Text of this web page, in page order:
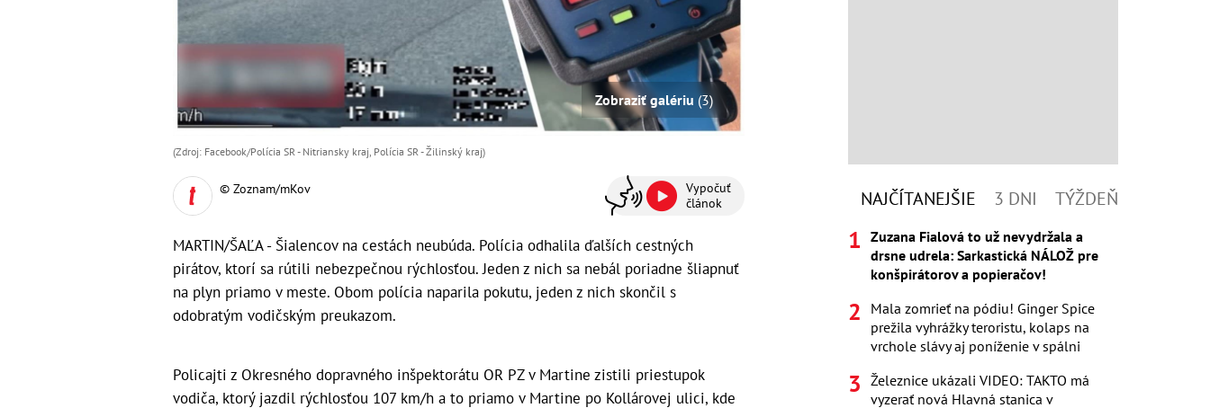
Zobraziť galériu (3)
(Zdroj: Facebook/Polícia SR - Nitriansky kraj, Polícia SR - Žilinský kraj)
© Zoznam/mKov
Vypočuť
článok
MARTIN/ŠAĽA - Šialencov na cestách neubúda. Polícia odhalila ďalších cestných
pirátov, ktorí sa rútili nebezpečnou rýchlosťou. Jeden z nich sa nebál poriadne šliapnuť
na plyn priamo v meste. Obom polícia naparila pokutu, jeden z nich skončil s
odobratým vodičským preukazom.
Policajti z Okresného dopravného inšpektorátu OR PZ v Martine zistili priestupok
vodiča, ktorý jazdil rýchlosťou 107 km/h a to priamo v Martine po Kollárovej ulici, kde
NAJČÍTANEJŠIE 3 DNI TÝŽDEŇ
Zuzana Fialová to už nevydržala a
drsne udrela: Sarkastická NÁLOŽ pre
konšpirátorov a popieračov!
Mala zomrieť na pódiu! Ginger Spice
prežila vyhrážky teroristu, kolaps na
vrchole slávy aj poníženie v spálni
Železnice ukázali VIDEO: TAKTO má
vyzerať nová Hlavná stanica v